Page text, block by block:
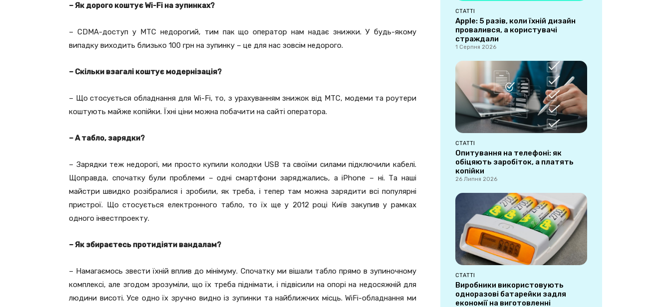
– Як дорого коштує Wi-Fi на зупинках?
– CDMA-доступ у МТС недорогий, тим пак що оператор нам надає знижки. У будь-якому
випадку виходить близько 100 грн на зупинку – це для нас зовсім недорого.
– Скільки взагалі коштує модернізація?
– Що стосується обладнання для Wi-Fi, то, з урахуванням знижок від МТС, модеми та роутери
коштують майже копійки. Їхні ціни можна побачити на сайті оператора.
– А табло, зарядки?
– Зарядки теж недорогі, ми просто купили колодки USB та своїми силами підключили кабелі.
Щоправда, спочатку були проблеми – одні смартфони заряджались, а iPhоne – ні. Та наші
майстри швидко розібралися і зробили, як треба, і тепер там можна зарядити всі популярні
пристрої. Що стосується електронного табло, то їх ще у 2012 році Київ закупив у рамках
одного інвестпроекту.
– Як збираєтесь протидіяти вандалам?
– Намагаємось звести їхній вплив до мінімуму. Спочатку ми вішали табло прямо в зупиночному
комплексі, але згодом зрозуміли, що їх треба піднімати, і підвісили на опорі на недосяжній для
людини висоті. Усе одно їх зручно видно із зупинки та найближчих місць. WiFi-обладнання ми
СТАТТІ
Apple: 5 разів, коли їхній дизайн
провалився, а користувачі
страждали
1 Серпня 2026
СТАТТІ
Опитування на телефоні: як
обіцяють заробіток, а платять
копійки
26 Липня 2026
СТАТТІ
Виробники використовують
одноразові батарейки задля
економії на виготовленні